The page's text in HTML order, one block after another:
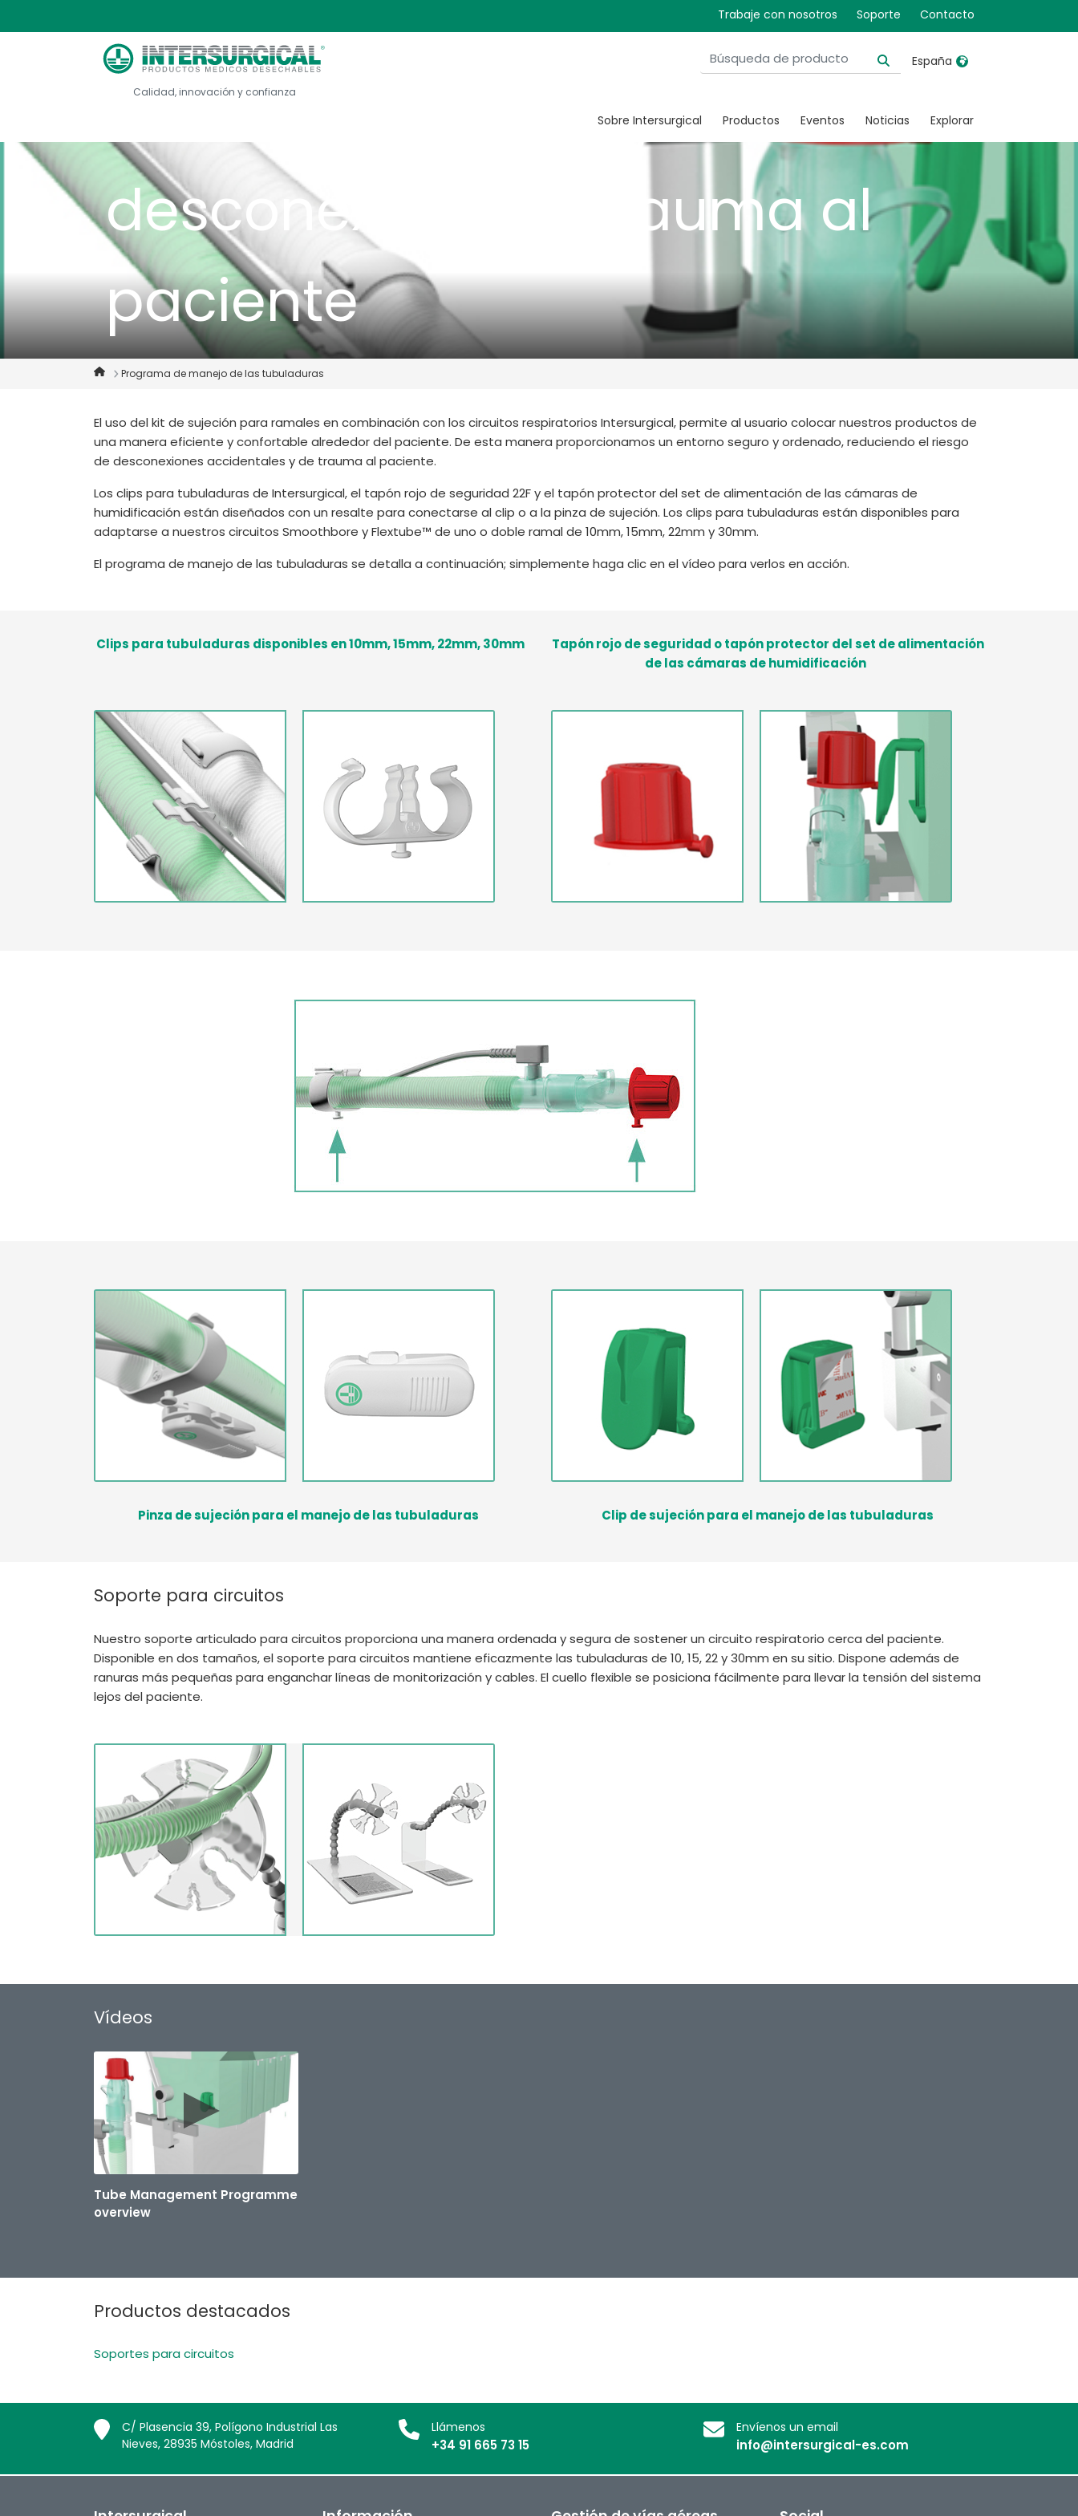
Trabaje con nosotros Soporte Contacto
Calidad, innovación y confianza
España
United States
Australia
België, Nederlands
Belgique, Français
Canada, Français
China
Colombia
Denmark
France
Italia
Lietuva
Malaysia
Mexico
Nederlands
Portugal
Russia
Sobre Intersurgical Productos Eventos Noticias Explorar
entorno seguro y ordenado,
reduciendo el riesgo de
desconexiones y trauma al
paciente
Programa de manejo de las tubuladuras
El uso del kit de sujeción para ramales en combinación con los circuitos respiratorios Intersurgical, permite al usuario colocar nuestros productos de
una manera eficiente y confortable alrededor del paciente. De esta manera proporcionamos un entorno seguro y ordenado, reduciendo el riesgo
de desconexiones accidentales y de trauma al paciente.
Los clips para tubuladuras de Intersurgical, el tapón rojo de seguridad 22F y el tapón protector del set de alimentación de las cámaras de
humidificación están diseñados con un resalte para conectarse al clip o a la pinza de sujeción. Los clips para tubuladuras están disponibles para
adaptarse a nuestros circuitos Smoothbore y Flextube™ de uno o doble ramal de 10mm, 15mm, 22mm y 30mm.
El programa de manejo de las tubuladuras se detalla a continuación; simplemente haga clic en el vídeo para verlos en acción.
Clips para tubuladuras disponibles en 10mm, 15mm, 22mm, 30mm
Tapón rojo de seguridad o tapón protector del set de alimentación
de las cámaras de humidificación
Pinza de sujeción para el manejo de las tubuladuras Clip de sujeción para el manejo de las tubuladuras
Soporte para circuitos
Nuestro soporte articulado para circuitos proporciona una manera ordenada y segura de sostener un circuito respiratorio cerca del paciente.
Disponible en dos tamaños, el soporte para circuitos mantiene eficazmente las tubuladuras de 10, 15, 22 y 30mm en su sitio. Dispone además de
ranuras más pequeñas para enganchar líneas de monitorización y cables. El cuello flexible se posiciona fácilmente para llevar la tensión del sistema
lejos del paciente.
Vídeos
Tube Management Programme
overview
Productos destacados
Soportes para circuitos
C/ Plasencia 39, Polígono Industrial Las
Nieves, 28935 Móstoles, Madrid
Llámenos
+34 91 665 73 15
Envíenos un email
info@intersurgical-es.com